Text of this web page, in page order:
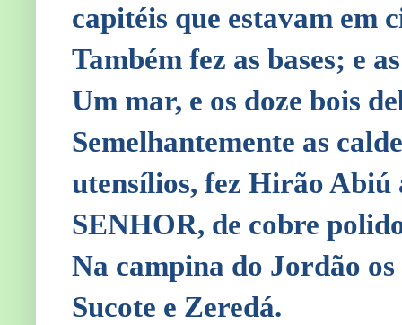
capitéis que estavam em
Também fez as bases; e
Um mar, e os doze bois
Semelhantemente as
utensílios, fez Hirão Abiú
SENHOR, de cobre
Na campina do Jordão
Sucote e Zeredá.